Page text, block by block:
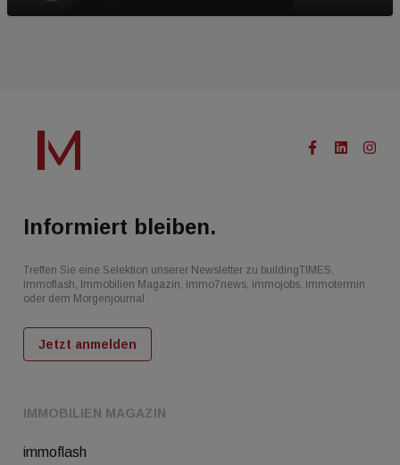
IMMOBILIEN MAGAZIN
immoflash
Informiert bleiben.
Treffen Sie eine Selektion unserer Newsletter zu buildingTIMES,
immoflash, Immobilien Magazin, immo7news, immojobs, immotermin
oder dem Morgenjournal
Jetzt anmelden